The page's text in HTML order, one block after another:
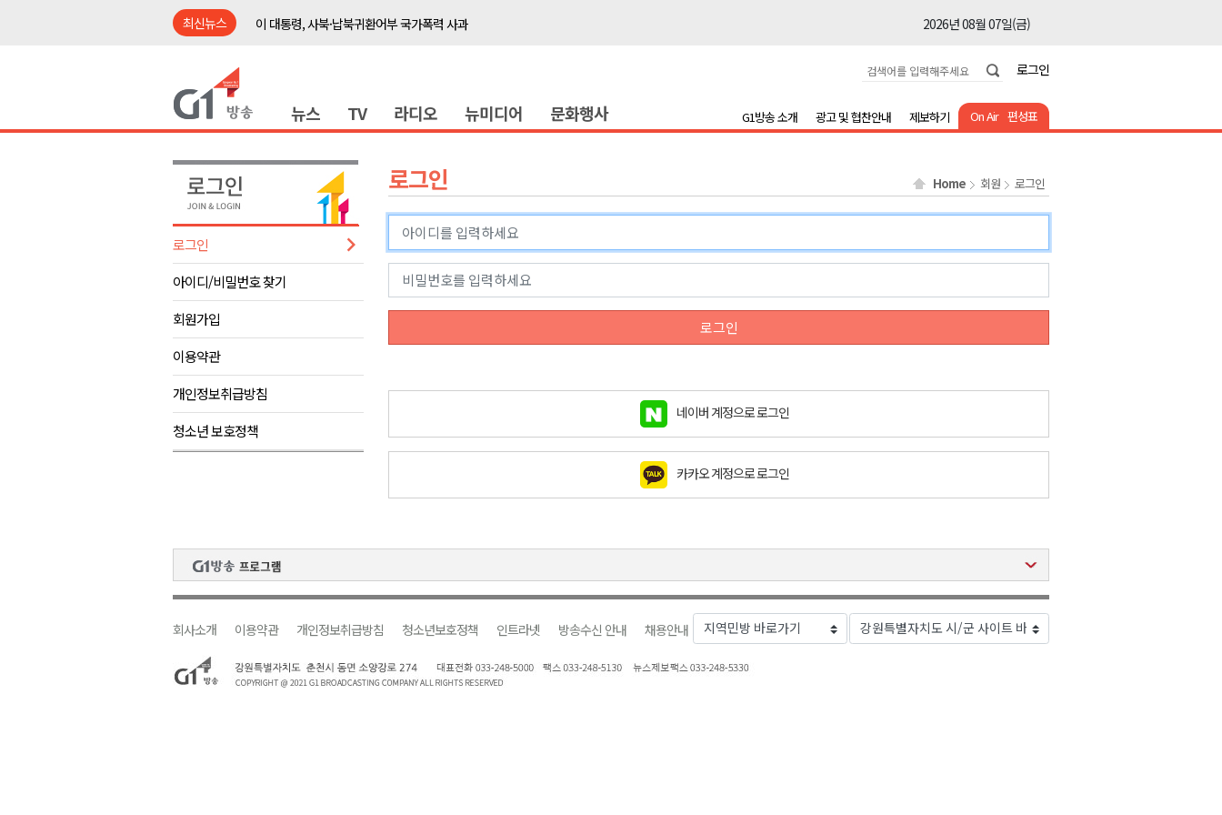
최신뉴스
이 대통령, 사북·납북귀환어부 국가폭력 사과
2026년 08월 07일(금)
2026년 08월 07일(금)
이광재 국회 예결위원장, 강릉시 초청 특별 강연
2026년 08월 07일(금)
육동한 시장, 국제스케이트장 춘천 유치 건의
영월군, 국·도비 확보 보고회 개최
2026년 08월 07일(금)
삼척 공공산후조리원 이전 시급
강원자치도교육청 교감급 이상 387명 인사
2026년 08월 07일(금)
도-시군 첫 간담회..우상호 "하나된 공동체"
이 대통령, 사북·납북귀환어부 국가폭력 사과
2026년 08월 07일(금)
여름축제 더위와 전쟁..물놀이 접목
2026년 08월 07일(금)
강원도, 최휘영 문체부장관과 정책간담회
이광재 국회 예결위원장, 강릉시 초청 특별 강연
검찰청 폐지..해결 과제 산적
강원자치도교육청 교감급 이상 387명 인사
2026년 08월 07일(금)
로그인
뉴스 TV 라디오 뉴미디어 문화행사 On Air 편성표
G1방송 소개 광고 및 협찬안내 제보하기
로그인
아이디/비밀번호 찾기
회원가입
이용약관
개인정보취급방침
청소년 보호정책
로그인 Home 회원 로그인
로그인
네이버 계정으로 로그인
카카오 계정으로 로그인
회사소개 이용약관 개인정보취급방침 청소년보호정책 인트라넷 방송수신 안내 채용안내